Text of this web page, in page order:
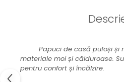
Papuci de casă pufoși și
materiale moi și călduroase.
pentru confort și încălzire.